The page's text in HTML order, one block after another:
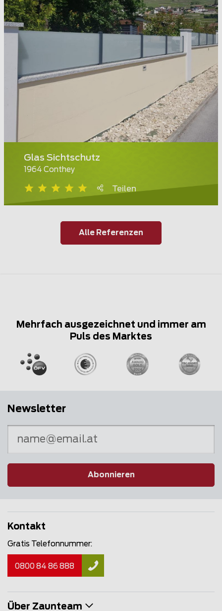
Glas Sichtschutz
1964 Conthey
Teilen
Alle Referenzen
Mehrfach ausgezeichnet und immer am
Puls des Marktes
Newsletter
Abonnieren
Kontakt
Gratis Telefonnummer:
0800 84 86 888
Über Zaunteam